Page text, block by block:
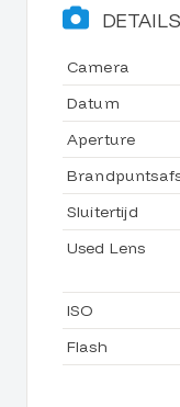
DETAILS
Camera
Datum
Aperture
Sluitertijd
Used Lens
ISO
Flash